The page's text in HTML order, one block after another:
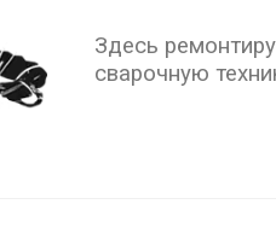
Здесь
сварочную